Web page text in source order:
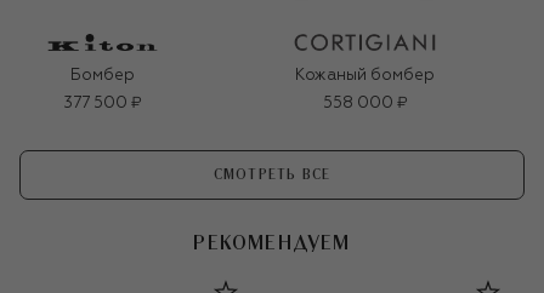
Бомбер
377 500 ₽
Кожаный бомбер
558 000 ₽
СМОТРЕТЬ ВСЕ
РЕКОМЕНДУЕМ